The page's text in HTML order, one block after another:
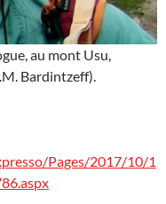
au mont Usu,
Bardintzeff).
Pages/2017/10/1